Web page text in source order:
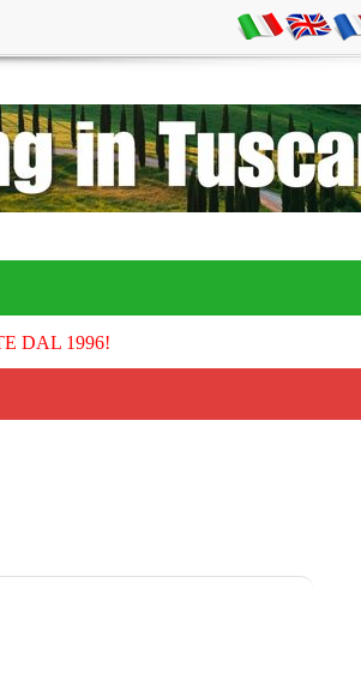
DAL 1996!